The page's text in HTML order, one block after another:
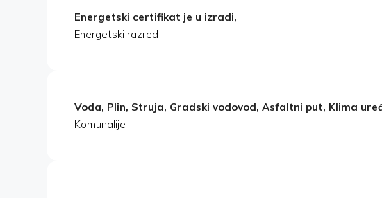
Energetski certifikat je u izradi,
Energetski razred
Voda, Plin, Struja, Gradski vodovod, Asfaltni put, Klima
Komunalije